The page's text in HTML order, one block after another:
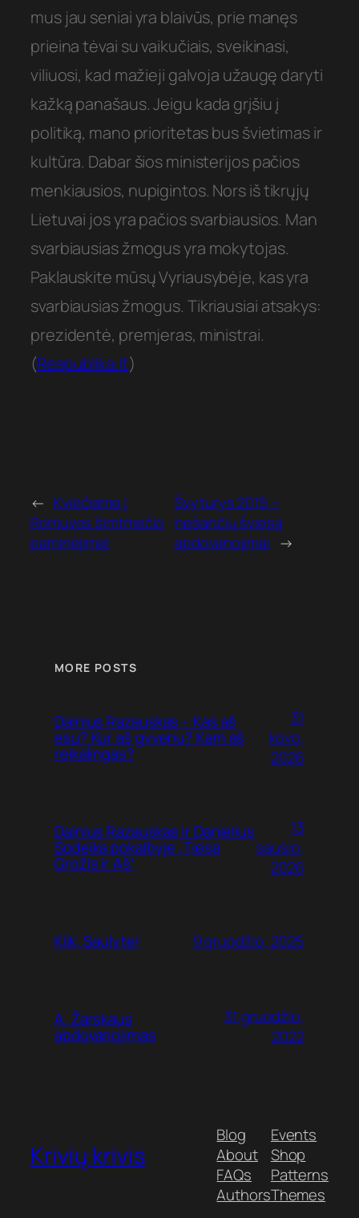
mus jau seniai yra blaivūs, prie manęs
prieina tėvai su vaikučiais, sveikinasi,
viliuosi, kad mažieji galvoja užaugę daryti
kažką panašaus. Jeigu kada grįšiu į
politiką, mano prioritetas bus švietimas ir
kultūra. Dabar šios ministerijos pačios
menkiausios, nupigintos. Nors iš tikrųjų
Lietuvai jos yra pačios svarbiausios. Man
svarbiausias žmogus yra mokytojas.
Paklauskite mūsų Vyriausybėje, kas yra
svarbiausias žmogus. Tikriausiai atsakys:
prezidentė, premjeras, ministrai.
(Respublika.lt)
← Kviečiame į
Romuvos šimtmečio
paminėjimą!
Švyturys 2015 –
nešančių šviesą
apdovanojimai →
MORE POSTS
Dainius Razauskas – Kas aš
esu? Kur aš gyvenu? Kam aš
reikalingas?
31
kovo,
2026
Dainius Razauskas ir Danielius
Sodeika pokalbyje „Tiesa
Grožis ir Aš“
13
sausio,
2026
Kilk, Saulyte! 9 gruodžio, 2025
A. Žarskaus
apdovanojimas
31 gruodžio,
2022
Krivių krivis
Blog
About
FAQs
Authors
Events
Shop
Patterns
Themes